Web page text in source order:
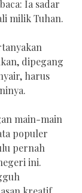
Ia sadar
milik Tuhan.
dipegang
harus
main-main
populer
pernah
ini.